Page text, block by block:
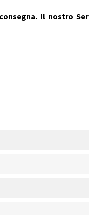
Il nostro